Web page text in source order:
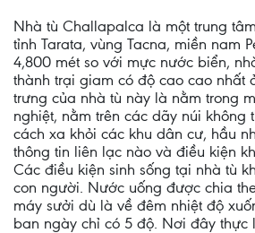
Nhà tù Challapalca là một trung
tỉnh Tarata, vùng Tacna, miền nam
4,800 mét so với mực nước biển,
thành trại giam có độ cao cao nhất
trưng của nhà tù này là nằm trong
nghiệt, nằm trên các dãy núi không
cách xa khỏi các khu dân cư, hầu
thông tin liên lạc nào và điều kiện
Các điều kiện sinh sống tại nhà tù
con người. Nước uống được chia
máy sưởi dù là về đêm nhiệt độ
ban ngày chỉ có 5 độ. Nơi đây thực